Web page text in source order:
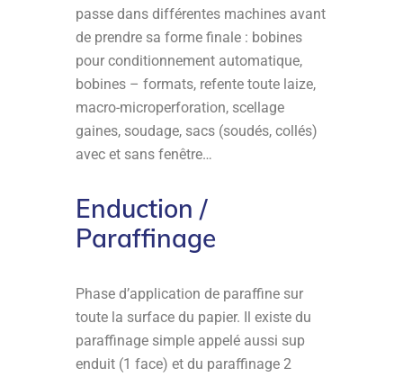
passe dans différentes machines avant
de prendre sa forme finale : bobines
pour conditionnement automatique,
bobines – formats, refente toute laize,
macro-microperforation, scellage
gaines, soudage, sacs (soudés, collés)
avec et sans fenêtre…
Enduction /
Paraffinage
Phase d’application de paraffine sur
toute la surface du papier. Il existe du
paraffinage simple appelé aussi sup
enduit (1 face) et du paraffinage 2